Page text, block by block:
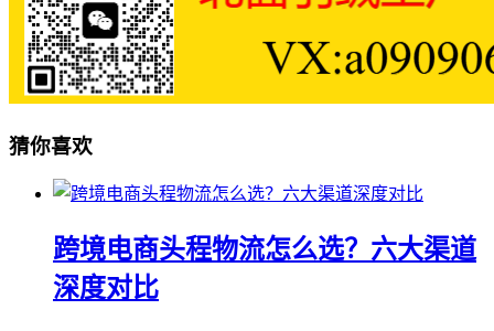
猜你喜欢
跨境电商头程物流怎么选？六大渠道
深度对比